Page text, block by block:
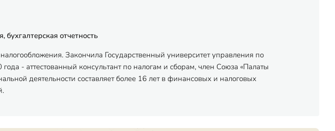
отчетность
Закончила Государственный университет управления по
- аттестованный консультант по налогам и сборам, член Союза «Палаты
деятельности составляет более 16 лет в финансовых и налоговых